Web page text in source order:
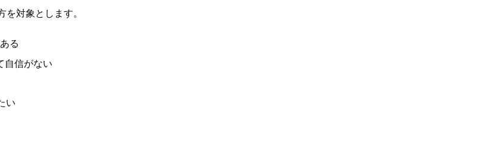
対象とします。
る
自信がない
い